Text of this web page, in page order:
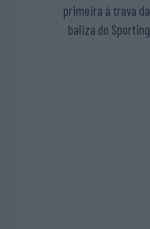
primeira à trava da
baliza do Sporting